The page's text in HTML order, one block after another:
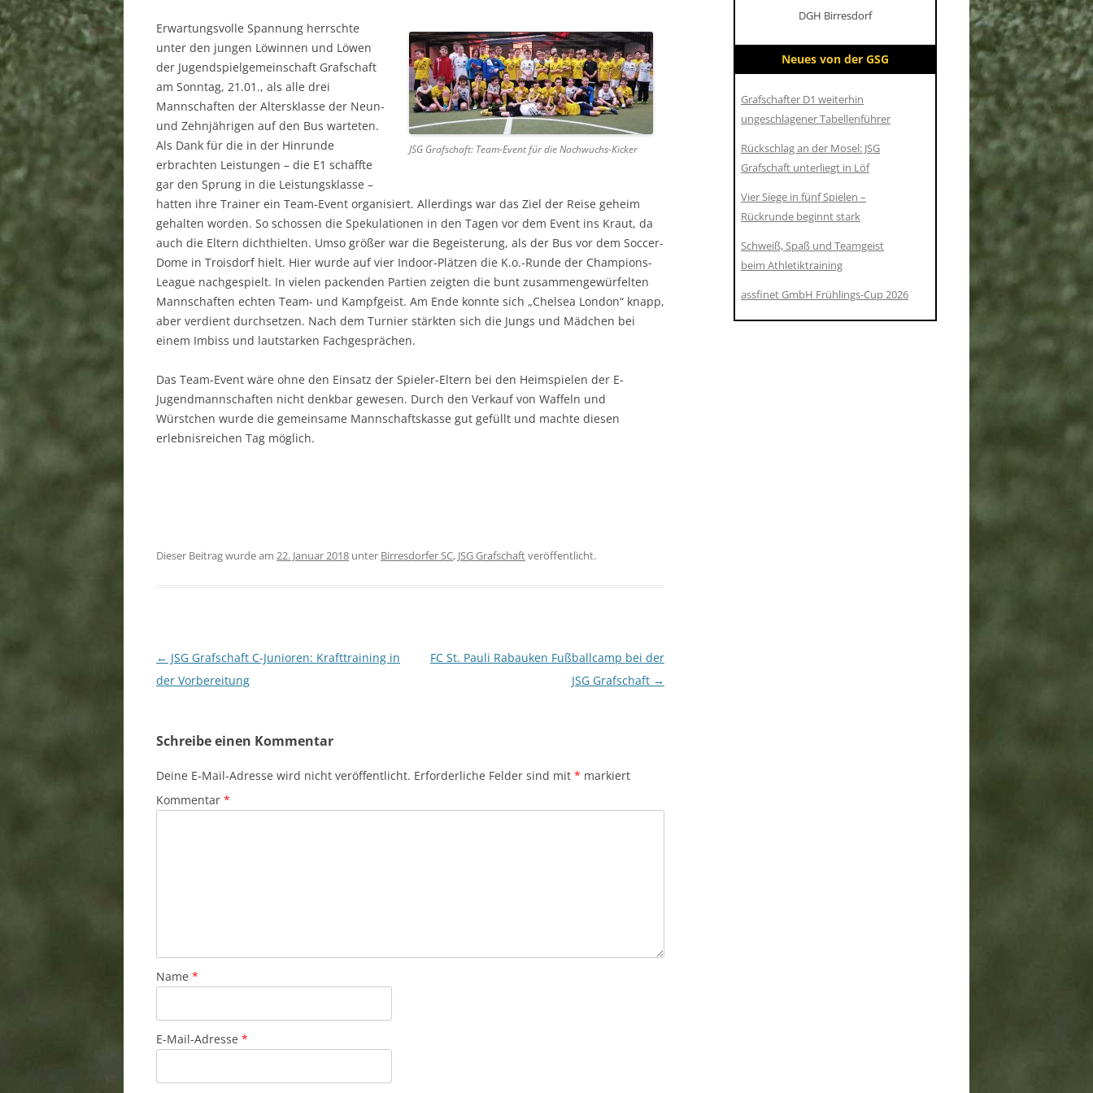
SPORTPLATZ BENGEN
SPORTPLATZ LANTERSHOFEN
SPORTPLATZ VETTELHOVEN
SPORTHALLE RINGEN
BIRRESDORF
MITGLIEDSCHAFT
DOWNLOAD
SPONSOREN
BANKVERBINDUNG
IMPRESSUM
DATENSCHUTZERKLÄRUNG
PILATES
DEUTSCHES SPORTABZEICHEN
SENIORENSPORT
KINDERTURNEN
JSG Grafschaft: Team-Event für die Nachwuchs-Kicker
Erwartungsvolle Spannung herrschte
unter den jungen Löwinnen und Löwen
der Jugendspielgemeinschaft Grafschaft
am Sonntag, 21.01., als alle drei
Mannschaften der Altersklasse der Neun-
und Zehnjährigen auf den Bus warteten.
Als Dank für die in der Hinrunde
erbrachten Leistungen – die E1 schaffte
gar den Sprung in die Leistungsklasse –
hatten ihre Trainer ein Team-Event organisiert. Allerdings war das Ziel der Reise geheim
gehalten worden. So schossen die Spekulationen in den Tagen vor dem Event ins Kraut, da
auch die Eltern dichthielten. Umso größer war die Begeisterung, als der Bus vor dem Soccer-
Dome in Troisdorf hielt. Hier wurde auf vier Indoor-Plätzen die K.o.-Runde der Champions-
League nachgespielt. In vielen packenden Partien zeigten die bunt zusammengewürfelten
Mannschaften echten Team- und Kampfgeist. Am Ende konnte sich „Chelsea London“ knapp,
aber verdient durchsetzen. Nach dem Turnier stärkten sich die Jungs und Mädchen bei
einem Imbiss und lautstarken Fachgesprächen.
Das Team-Event wäre ohne den Einsatz der Spieler-Eltern bei den Heimspielen der E-
Jugendmannschaften nicht denkbar gewesen. Durch den Verkauf von Waffeln und
Würstchen wurde die gemeinsame Mannschaftskasse gut gefüllt und machte diesen
erlebnisreichen Tag möglich.
Dieser Beitrag wurde am 22. Januar 2018 unter Birresdorfer SC, JSG Grafschaftveröffentlicht.
Beitragsnavigation
← JSG Grafschaft C-Junioren: Krafttraining in
der Vorbereitung
FC St. Pauli Rabauken Fußballcamp bei der
JSG Grafschaft →
Schreibe einen Kommentar
Deine E-Mail-Adresse wird nicht veröffentlicht. Erforderliche Felder sind mit * markiert
Kommentar *
Name *
E-Mail-Adresse *
DGH Birresdorf
Neues von der GSG
Grafschafter D1 weiterhin
ungeschlagener Tabellenführer
Rückschlag an der Mosel: JSG
Grafschaft unterliegt in Löf
Vier Siege in fünf Spielen –
Rückrunde beginnt stark
Schweiß, Spaß und Teamgeist
beim Athletiktraining
assfinet GmbH Frühlings-Cup 2026